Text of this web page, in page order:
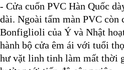
- Cửa cuốn PVC Hàn Quốc
dài. Ngoài tấm màn PVC
Bonfiglioli của Ý và Nhật
hành bộ cửa êm ái với tuổi
hư vặt linh tinh làm mất thời